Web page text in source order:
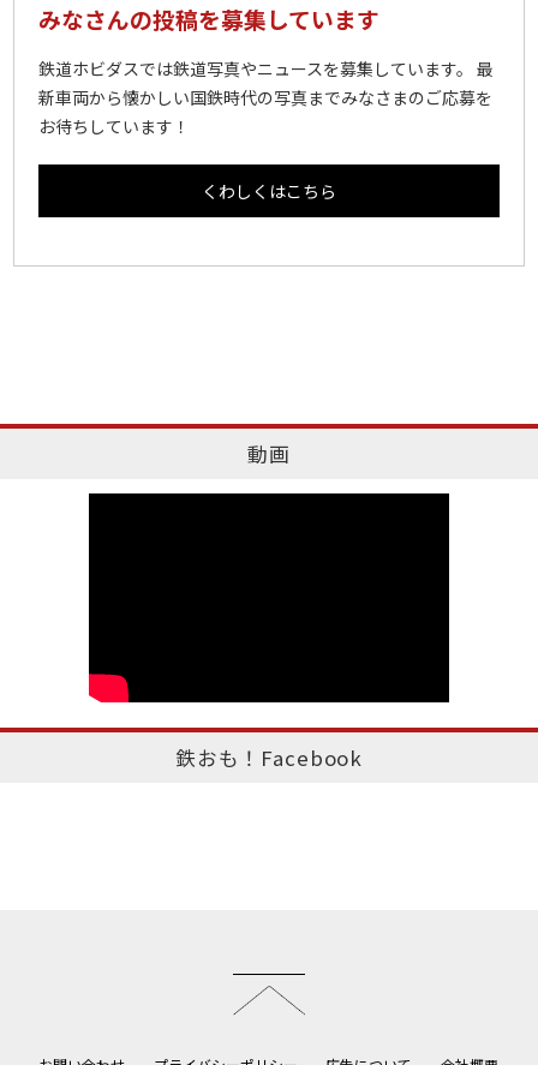
みなさんの投稿を募集しています
鉄道ホビダスでは鉄道写真やニュースを募集しています。 最
新車両から懐かしい国鉄時代の写真までみなさまのご応募を
お待ちしています！
くわしくはこちら
動画
鉄おも！Facebook